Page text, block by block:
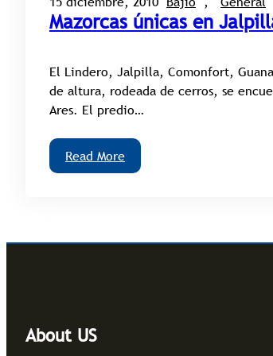
Mazorcas únicas en
El Lindero, Jalpilla, Comonfort,
de altura, rodeada de cerros, se
Ares. El predio…
Read More
About US